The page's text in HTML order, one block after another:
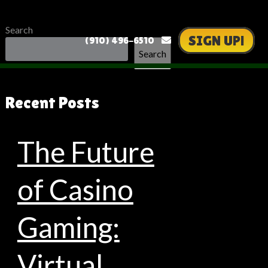
SIGN UP!
(910) 496-6510
Search
Search
Recent Posts
The Future
of Casino
Gaming: